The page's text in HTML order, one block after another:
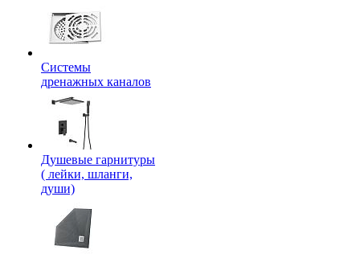
Системы
дренажных каналов
Душевые гарнитуры
( лейки, шланги,
души)